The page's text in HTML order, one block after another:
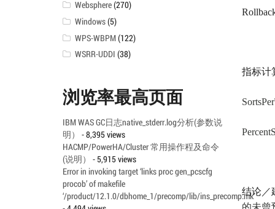
指标计
结论／
Websphere(270)
Windows(5)
WPS-WBPM(122)
WSRR-UDDI (38)
浏览率最高页面
IBM WAS GC日志native_stderr.log分析(参数说
明）
- 8,395 views
HACMP/PowerHA/Cluster 常用操作程及命令
(说明）
- 5,915 views
Error in invoking target ‘links proc gen_pcscfg
procob’ of makefile
‘/product/12.1.0/dbhome_1/precomp/lib/ins_precomp.mk’